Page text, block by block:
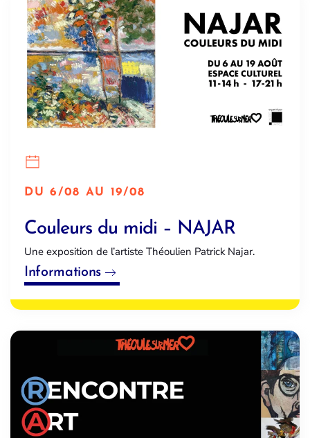
DU 6/08 AU 19/08
Couleurs du midi – NAJAR
Une exposition de l’artiste Théoulien Patrick Najar.
Informations